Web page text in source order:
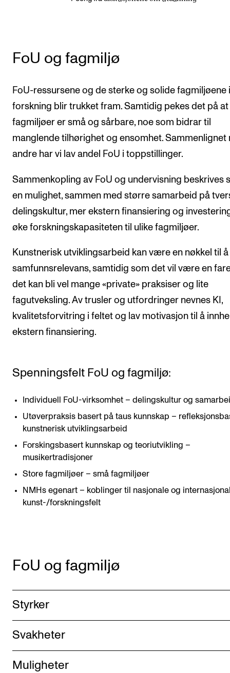
FoU og fagmiljø
FoU-ressursene og de sterke og solide fagmiljøene
forskning blir trukket fram. Samtidig pekes det på at
fagmiljøer er små og sårbare, noe som bidrar til
manglende tilhørighet og ensomhet. Sammenlignet
andre har vi lav andel FoU i toppstillinger.
Sammenkopling av FoU og undervisning beskrives
en mulighet, sammen med større samarbeid på
delingskultur, mer ekstern finansiering og
øke forskningskapasiteten til ulike fagmiljøer.
Kunstnerisk utviklingsarbeid kan være en nøkkel til å
samfunnsrelevans, samtidig som det vil være en
det kan bli vel mange «private» praksiser og lite
fagutveksling. Av trusler og utfordringer nevnes KI,
kvalitetsforvitring i feltet og lav motivasjon til å
ekstern finansiering.
Spenningsfelt FoU og fagmiljø:
Individuell FoU-virksomhet – delingskultur og
Utøverpraksis basert på taus kunnskap –
kunstnerisk utviklingsarbeid
Forskingsbasert kunnskap og teoriutvikling –
musikertradisjoner
Store fagmiljøer – små fagmiljøer
NMHs egenart – koblinger til nasjonale og
kunst-/forskningsfelt
FoU og fagmiljø
Styrker
Svakheter
Muligheter